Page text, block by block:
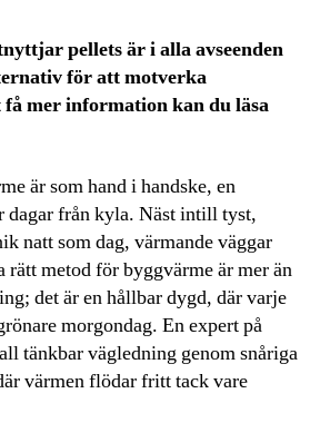
pellets är i alla avseenden
för att motverka
mer information kan du läsa
är som hand i handske, en
dagar från kyla. Näst intill tyst,
natt som dag, värmande väggar
rätt metod för byggvärme är mer än
det är en hållbar dygd, där varje
morgondag. En expert på
tänkbar vägledning genom snåriga
värmen flödar fritt tack vare